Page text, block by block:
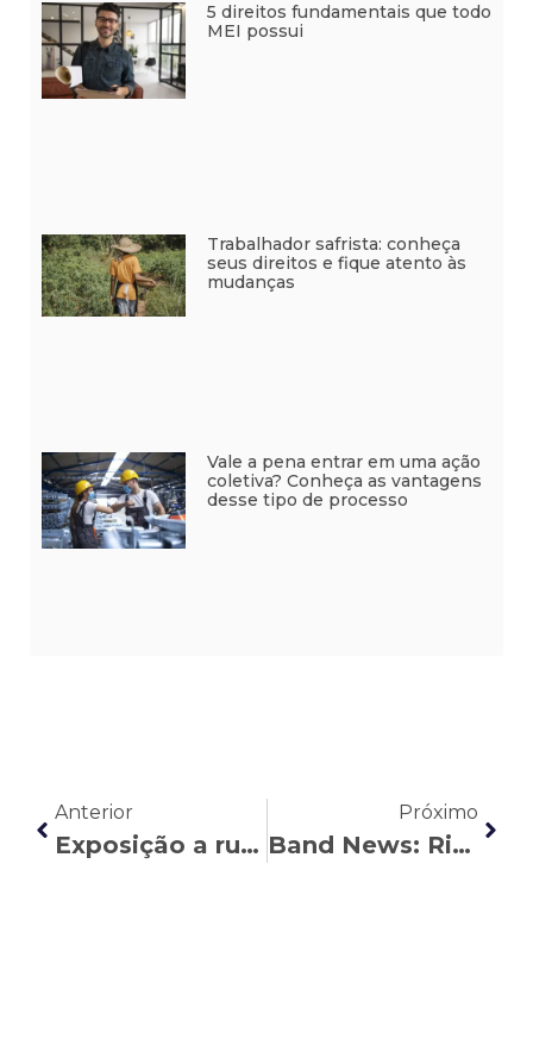
5 direitos fundamentais que todo
MEI possui
Trabalhador safrista: conheça
seus direitos e fique atento às
mudanças
Vale a pena entrar em uma ação
coletiva? Conheça as vantagens
desse tipo de processo
Anterior
Exposição a ruídos e vibração pode garantir aposentadoria especial?
Próximo
Band News: Ricardo Mendonça critica proposta de extinção dos feriados durante a semana